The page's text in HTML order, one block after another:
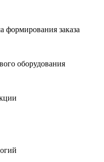
формирования заказа
оборудования